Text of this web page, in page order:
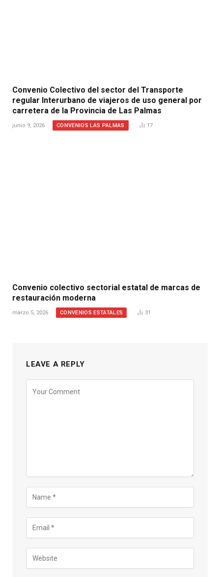
Convenio Colectivo del sector del Transporte
regular Interurbano de viajeros de uso general por
carretera de la Provincia de Las Palmas
junio 9, 2026 CONVENIOS LAS PALMAS 17
Convenio colectivo sectorial estatal de marcas de
restauración moderna
marzo 5, 2026 CONVENIOS ESTATALES 31
LEAVE A REPLY